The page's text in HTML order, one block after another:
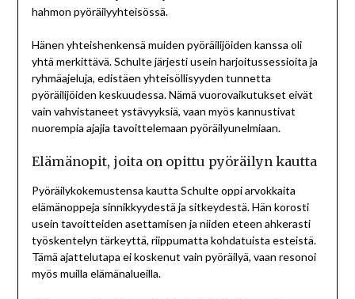
hahmon pyöräilyyhteisössä.
Hänen yhteishenkensä muiden pyöräilijöiden kanssa oli
yhtä merkittävä. Schulte järjesti usein harjoitussessioita ja
ryhmäajeluja, edistäen yhteisöllisyyden tunnetta
pyöräilijöiden keskuudessa. Nämä vuorovaikutukset eivät
vain vahvistaneet ystävyyksiä, vaan myös kannustivat
nuorempia ajajia tavoittelemaan pyöräilyunelmiaan.
Elämänopit, joita on opittu pyöräilyn kautta
Pyöräilykokemustensa kautta Schulte oppi arvokkaita
elämänoppeja sinnikkyydestä ja sitkeydestä. Hän korosti
usein tavoitteiden asettamisen ja niiden eteen ahkerasti
työskentelyn tärkeyttä, riippumatta kohdatuista esteistä.
Tämä ajattelutapa ei koskenut vain pyöräilyä, vaan resonoi
myös muilla elämänalueilla.